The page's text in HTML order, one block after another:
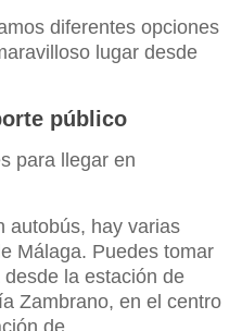
diferentes opciones
lugar desde
público
para llegar en
autobús, hay varias
Málaga. Puedes tomar
desde la estación de
Zambrano, en el centro
de